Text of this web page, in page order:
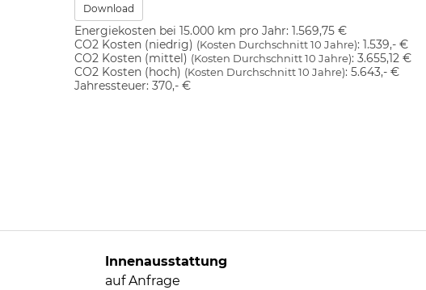
Download
Energiekosten bei 15.000 km pro Jahr: 1.569,75 €
CO2 Kosten (niedrig) (Kosten Durchschnitt 10 Jahre): 1.539,- €
CO2 Kosten (mittel) (Kosten Durchschnitt 10 Jahre): 3.655,12 €
CO2 Kosten (hoch) (Kosten Durchschnitt 10 Jahre): 5.643,- €
Jahressteuer: 370,- €
Innenausstattung
auf Anfrage